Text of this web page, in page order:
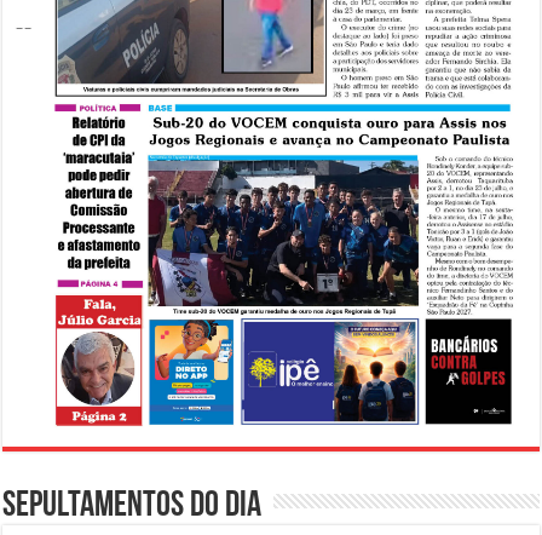
Sepultamentos do dia